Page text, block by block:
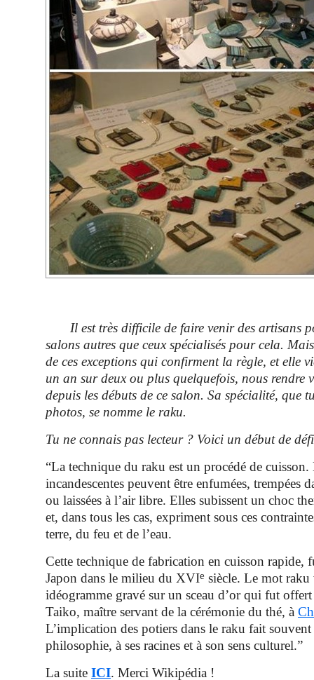
Il est très difficile de faire venir des artisans
salons autres que ceux spécialisés pour cela.
de ces exceptions qui confirment la règle, et elle
un an sur deux ou plus quelquefois, nous rendre
depuis les débuts de ce salon. Sa spécialité, que
photos, se nomme le raku.
Tu ne connais pas lecteur ? Voici un début de
“La technique du raku est un procédé de cuisson.
incandescentes peuvent être enfumées, trempées
ou laissées à l’air libre. Elles subissent un choc
et, dans tous les cas, expriment sous ces
terre, du feu et de l’eau.
Cette technique de fabrication en cuisson rapide,
Japon dans le milieu du XVIe siècle. Le mot raku
idéogramme gravé sur un sceau d’or qui fut
Taiko, maître servant de la cérémonie du thé, à
L’implication des potiers dans le raku fait souvent
philosophie, à ses racines et à son sens culturel.”
La suite ICI. Merci Wikipédia !